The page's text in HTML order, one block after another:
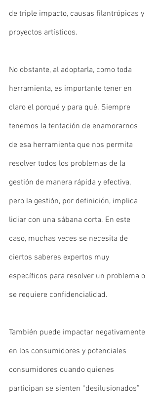
de triple impacto, causas filantrópicas y
proyectos artísticos.
No obstante, al adoptarla, como toda
herramienta, es importante tener en
claro el porqué y para qué. Siempre
tenemos la tentación de enamorarnos
de esa herramienta que nos permita
resolver todos los problemas de la
gestión de manera rápida y efectiva,
pero la gestión, por definición, implica
lidiar con una sábana corta. En este
caso, muchas veces se necesita de
ciertos saberes expertos muy
específicos para resolver un problema o
se requiere confidencialidad.
También puede impactar negativamente
en los consumidores y potenciales
consumidores cuando quienes
participan se sienten “desilusionados”